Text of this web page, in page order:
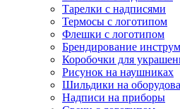
Тарелки с надписями
Термосы с логотипом
Флешки с логотипом
Брендирование
Коробочки для
Рисунок на наушниках
Шильдики на
Надписи на приборы